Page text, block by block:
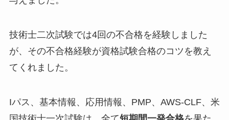
技術士二次試験では4回の不合格を経験しました
が、その不合格経験が資格試験合格のコツを教え
てくれました。
Iパス、基本情報、応用情報、PMP、AWS-CLF、米